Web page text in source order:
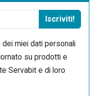
Iscriviti!
miei dati personali
su prodotti e
Servabit e di loro